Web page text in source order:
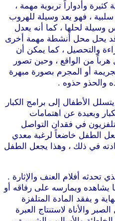
كثيرة وأدواراً تربوية مهمة ،
، فهو يعد وسيلة للهروب
لحلها ، كما أنه يعدل
يحل محل أنشطة مهمة أخرى
والتحصيل ، كما يمكن أن
هرباً من الواقع ، وحين تصور
أو المجرم بصورة مبهرة
والحذو حذوه .
الأطفال إلى برامج الكبار
وبعيدة عن اهتمامات
في فقدان التواصل
الطفل خاضعاً لرغبة معدي
في ذلك ، وهذا يجعل الطفل
تحدثه أفلام العنف والإثارة .
يشاهده ويمارسه على رفاقه أو
و يفقد المادة المتلفزة
والأناة لاستنتاج العبرة